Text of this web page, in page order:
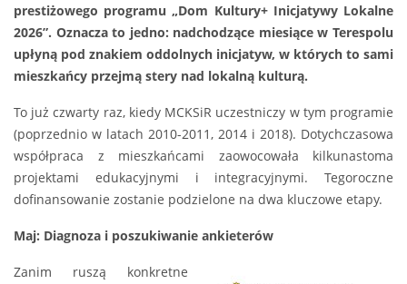
prestiżowego programu „Dom Kultury+ Inicjatywy Lokalne
2026”. Oznacza to jedno: nadchodzące miesiące w Terespolu
upłyną pod znakiem oddolnych inicjatyw, w których to sami
mieszkańcy przejmą stery nad lokalną kulturą.
To już czwarty raz, kiedy MCKSiR uczestniczy w tym programie
(poprzednio w latach 2010-2011, 2014 i 2018). Dotychczasowa
współpraca z mieszkańcami zaowocowała kilkunastoma
projektami edukacyjnymi i integracyjnymi. Tegoroczne
dofinansowanie zostanie podzielone na dwa kluczowe etapy.
Maj: Diagnoza i poszukiwanie ankieterów
Zanim ruszą konkretne